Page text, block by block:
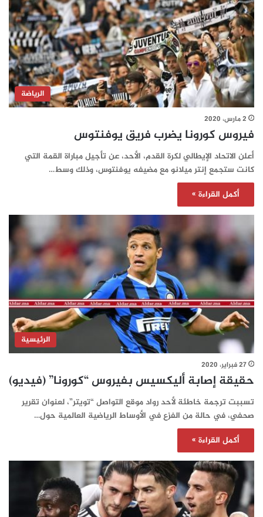
الرياضة
2 مارس، 2020
فيروس كورونا يضرب فريق يوفنتوس
أعلن الاتحاد الإيطالي لكرة القدم، الأحد، عن تأجيل مباراة القمة التي
كانت ستجمع إنتر ميلانو مع مضيفه يوفنتوس، وذلك وسط…
أكمل القراءة »
الرئيسية
27 فبراير، 2020
حقيقة إصابة أليكسيس بفيروس “كورونا” (فيديو)
تسببت ترجمة خاطئة لأحد رواد موقع التواصل “تويتر”، لعنوان تقرير
صحفي، في حالة من الفزع في الأوساط الرياضية العالمية حول…
أكمل القراءة »